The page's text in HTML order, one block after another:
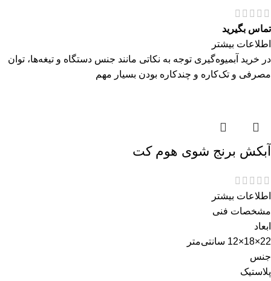
تماس بگیرید
اطلاعات بیشتر
در خرید آبمیوه‌گیری توجه به نکاتی مانند جنس دستگاه و تیغه‌ها، توان
مصرفی و تک‌کاره و چندکاره بودن بسیار مهم
آبکش برنج شوی هوم کت
اطلاعات بیشتر
مشخصات فنی
ابعاد
22×18×12 سانتی‌متر
جنس
پلاستیک